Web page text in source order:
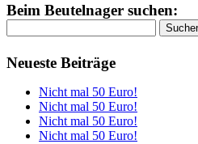
Beim Beutelnager suchen:
nach:
Neueste Beiträge
Nicht mal 50 Euro!
Nicht mal 50 Euro!
Nicht mal 50 Euro!
Nicht mal 50 Euro!